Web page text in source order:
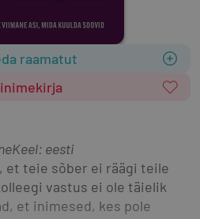
raamatut
Keel: eesti
et teie sõber ei räägi teile
vastus ei ole täielik
et inimesed, kes pole